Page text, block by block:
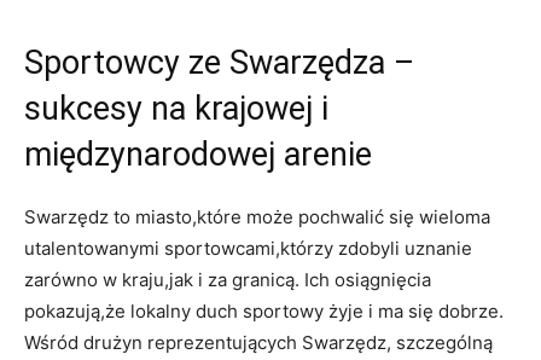
Sportowcy ze Swarzędza –
sukcesy na krajowej i
międzynarodowej arenie
Swarzędz to miasto,które może pochwalić się wieloma
utalentowanymi sportowcami,którzy zdobyli uznanie
zarówno w kraju,jak i za granicą. Ich osiągnięcia
pokazują,że lokalny duch sportowy żyje i ma się dobrze.
Wśród drużyn reprezentujących Swarzędz, szczególną